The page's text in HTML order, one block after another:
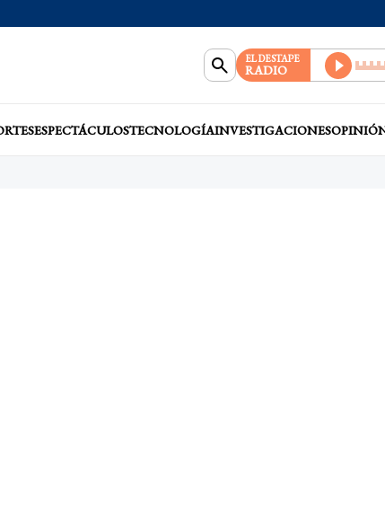
EL DESTAPE
RADIO
ESPECTÁCULOSTECNOLOGÍAINVESTIGACIONES